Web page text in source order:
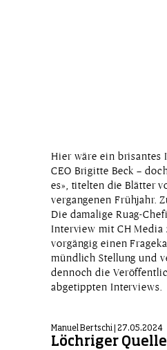
Hier wäre ein brisantes
CEO Brigitte Beck –
es», titelten die Blätter
vergangenen Frühjahr.
Die damalige Ruag-
Interview mit CH Media
vorgängig einen
mündlich Stellung und
dennoch die
abgetippten Interviews.
Manuel Bertschi | 27.05.2024
Löchriger